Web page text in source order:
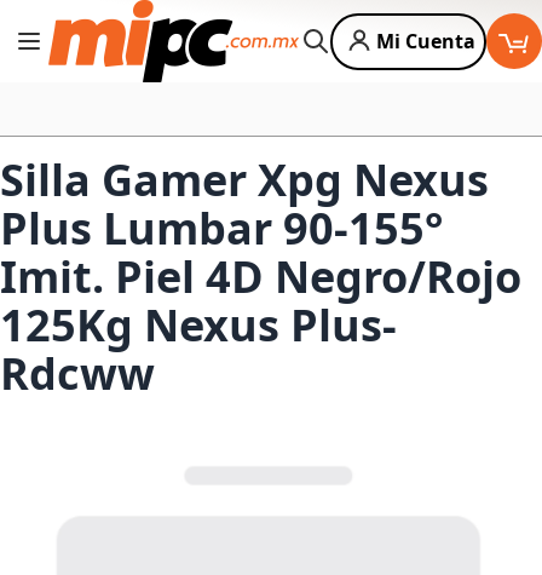
Cambiar Nav
Buscar
Mi Cuenta
Silla Gamer Xpg Nexus
Plus Lumbar 90-155°
Imit. Piel 4D Negro/Rojo
125Kg Nexus Plus-
Rdcww